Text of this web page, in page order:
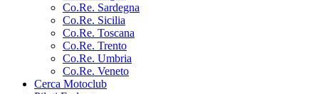
Co.Re. Sardegna
Co.Re. Sicilia
Co.Re. Toscana
Co.Re. Trento
Co.Re. Umbria
Co.Re. Veneto
Cerca Motoclub